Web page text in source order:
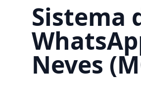
Sistema
Neves